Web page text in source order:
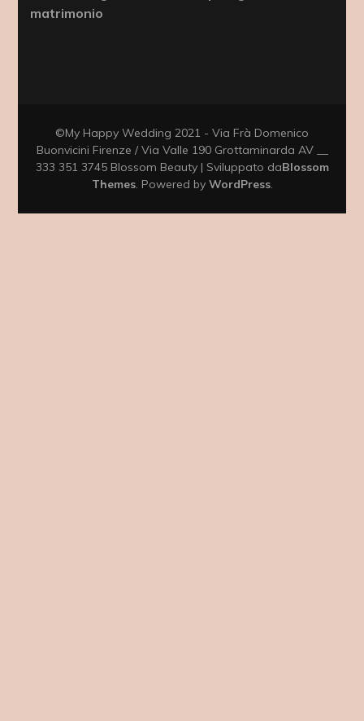
matrimonio
©My Happy Wedding 2021 - Via Frà Domenico
Buonvicini Firenze / Via Valle 190 Grottaminarda AV __
333 351 3745 Blossom Beauty | Sviluppato daBlossom
Themes. Powered by WordPress.